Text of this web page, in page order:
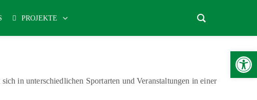
PROJEKTE
in unterschiedlichen Sportarten und Veranstaltungen in einer